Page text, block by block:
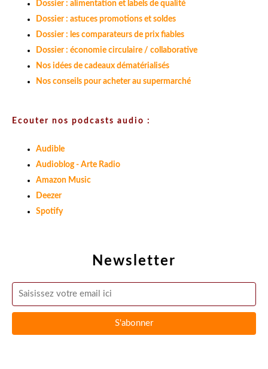
Newsletter
Dossier : alimentation et labels de qualité
Dossier : astuces promotions et soldes
Dossier : les comparateurs de prix fiables
Dossier : économie circulaire / collaborative
Nos idées de cadeaux dématérialisés
Nos conseils pour acheter au supermarché
Ecouter nos podcasts audio :
Audible
Audioblog - Arte Radio
Amazon Music
Deezer
Spotify